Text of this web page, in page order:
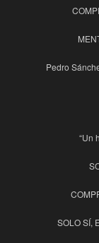
Pedro
“Un
SOLO SÍ,